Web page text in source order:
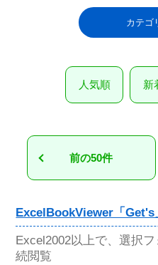
カテゴ
人気順 新
前の50件
ExcelBookViewer「Get's
Excel2002以上で、選択
続閲覧